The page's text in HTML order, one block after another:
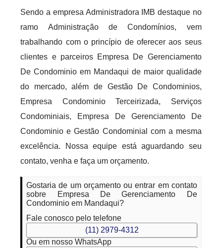
Sendo a empresa Administradora IMB destaque no
ramo Administração de Condomínios, vem
trabalhando com o princípio de oferecer aos seus
clientes e parceiros Empresa De Gerenciamento
De Condominio em Mandaqui de maior qualidade
do mercado, além de Gestão De Condominios,
Empresa Condominio Terceirizada, Serviços
Condominiais, Empresa De Gerenciamento De
Condominio e Gestão Condominial com a mesma
excelência. Nossa equipe está aguardando seu
contato, venha e faça um orçamento.
Gostaria de um orçamento ou entrar em contato
sobre Empresa De Gerenciamento De
Condominio em Mandaqui?
Fale conosco pelo telefone
(11) 2979-4312
Ou em nosso WhatsApp